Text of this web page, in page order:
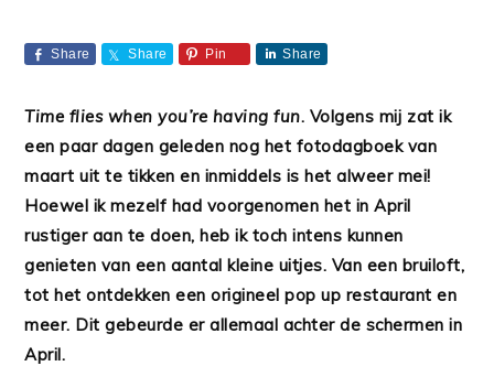
Share Share Pin Share
Time flies when you’re having fun. Volgens mij zat ik
een paar dagen geleden nog het fotodagboek van
maart uit te tikken en inmiddels is het alweer mei!
Hoewel ik mezelf had voorgenomen het in April
rustiger aan te doen, heb ik toch intens kunnen
genieten van een aantal kleine uitjes. Van een bruiloft,
tot het ontdekken een origineel pop up restaurant en
meer. Dit gebeurde er allemaal achter de schermen in
April.